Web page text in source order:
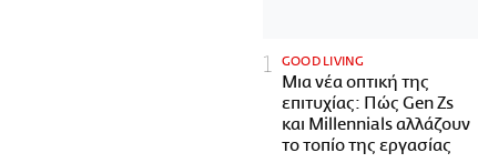
GOOD LIVING
Μια νέα οπτική της
επιτυχίας: Πώς Gen Zs
και Millennials αλλάζουν
το τοπίο της εργασίας